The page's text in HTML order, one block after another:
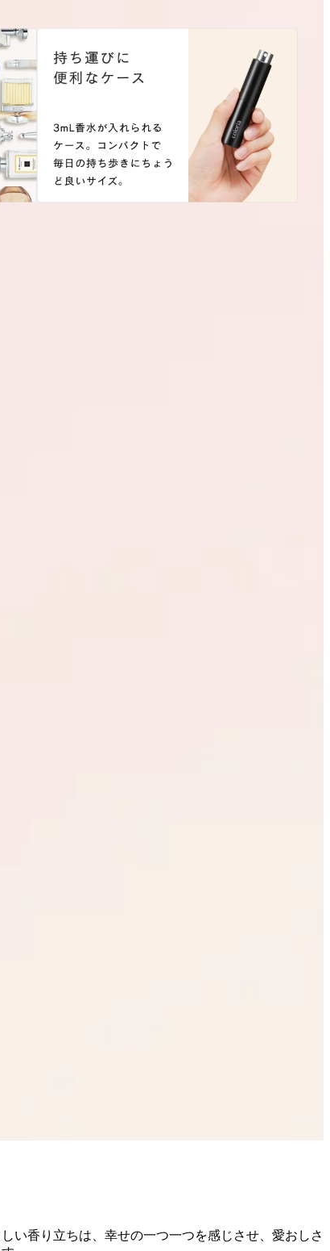
い香り立ちは、幸せの一つ一つを感じさせ、愛おしさ